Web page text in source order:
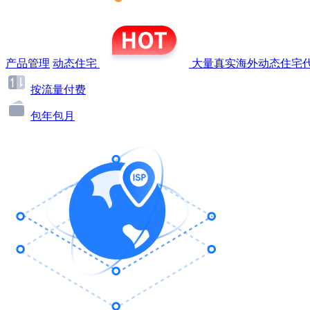
产品管理 动态住宅 大量真实海外动态住宅
按流量付费
包年包月